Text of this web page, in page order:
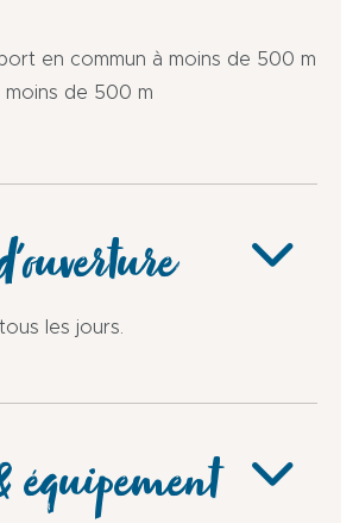
en commun à moins de 500 m
de 500 m
les jours.
équipement